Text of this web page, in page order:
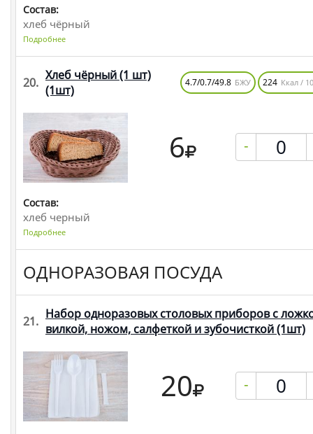
Состав:
хлеб чёрный
Подробнее
20. Хлеб чёрный (1 шт)
(1шт)
4.7/0.7/49.8 БЖУ 224 Ккал /
6 -
Состав:
хлеб черный
Подробнее
ОДНОРАЗОВАЯ ПОСУДА
21. Набор одноразовых столовых приборов с
вилкой, ножом, салфеткой и зубочисткой(1шт)
20 -